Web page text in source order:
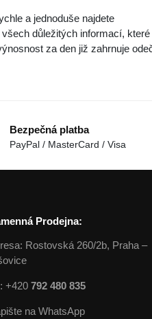
a jednoduše najdete
důležitých informací, které
za den již zahrnuje
Bezpečná platba
PayPal / MasterCard / Visa
Prodejna:
Rostovská 260/2b, Praha –
+420 792 480 835
na WhatsApp